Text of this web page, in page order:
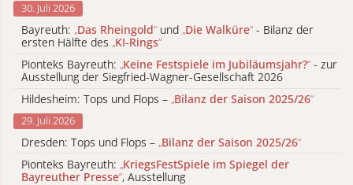
30. Juli 2026
Bayreuth: „Das Rheingold“ und „Die Walküre“ - Bilanz der
ersten Hälfte des „KI-Rings“
Pionteks Bayreuth: „Keine Festspiele im Jubiläumsjahr?“ - zur
Ausstellung der Siegfried-Wagner-Gesellschaft 2026
Hildesheim: Tops und Flops – „Bilanz der Saison 2025/26“
29. Juli 2026
Dresden: Tops und Flops – „Bilanz der Saison 2025/26“
Pionteks Bayreuth: „KriegsFestSpiele im Spiegel der
Bayreuther Presse“, Ausstellung